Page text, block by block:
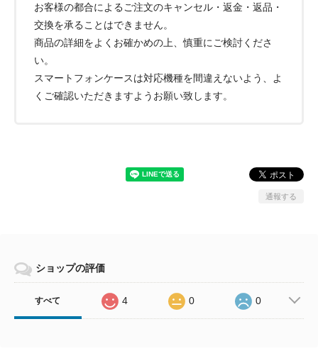
お客様の都合によるご注文のキャンセル・返金・返品・
交換を承ることはできません。
商品の詳細をよくお確かめの上、慎重にご検討くださ
い。
スマートフォンケースは対応機種を間違えないよう、よ
くご確認いただきますようお願い致します。
通報する
ショップの評価
すべて 4 0 0